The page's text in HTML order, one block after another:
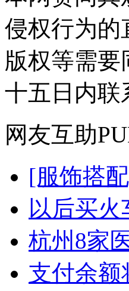
侵权行为的
版权等需
十五日内联
网友互助
[服饰搭
以后买
杭州8家
支付余额